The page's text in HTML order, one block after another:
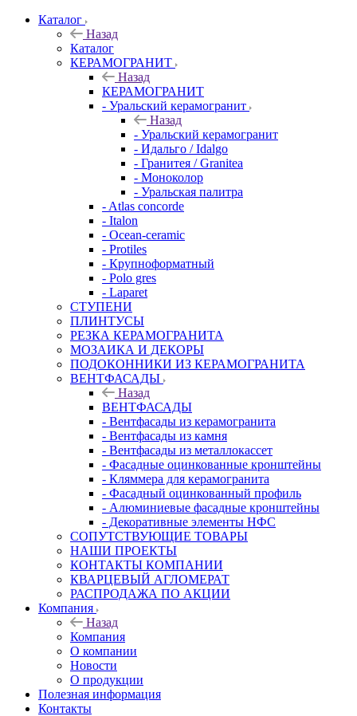
Каталог
Назад
Каталог
КЕРАМОГРАНИТ
Назад
КЕРАМОГРАНИТ
- Уральский керамогранит
Назад
- Уральский керамогранит
- Идальго / Idalgo
- Гранитея / Granitea
- Моноколор
- Уральская палитра
- Atlas concorde
- Italon
- Ocean-ceramic
- Protiles
- Крупноформатный
- Polo gres
- Laparet
СТУПЕНИ
ПЛИНТУСЫ
РЕЗКА КЕРАМОГРАНИТА
МОЗАИКА И ДЕКОРЫ
ПОДОКОННИКИ ИЗ КЕРАМОГРАНИТА
ВЕНТФАСАДЫ
Назад
ВЕНТФАСАДЫ
- Вентфасады из керамогранита
- Вентфасады из камня
- Вентфасады из металлокассет
- Фасадные оцинкованные кронштейны
- Кляммера для керамогранита
- Фасадный оцинкованный профиль
- Алюминиевые фасадные кронштейны
- Декоративные элементы НФС
СОПУТСТВУЮЩИЕ ТОВАРЫ
НАШИ ПРОЕКТЫ
КОНТАКТЫ КОМПАНИИ
КВАРЦЕВЫЙ АГЛОМЕРАТ
РАСПРОДАЖА ПО АКЦИИ
Компания
Назад
Компания
О компании
Новости
О продукции
Полезная информация
Контакты